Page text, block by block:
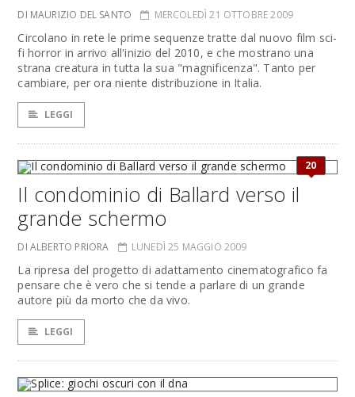
DI MAURIZIO DEL SANTO MERCOLEDÌ 21 OTTOBRE 2009
Circolano in rete le prime sequenze tratte dal nuovo film sci-
fi horror in arrivo all'inizio del 2010, e che mostrano una
strana creatura in tutta la sua "magnificenza". Tanto per
cambiare, per ora niente distribuzione in Italia.
LEGGI
20
Il condominio di Ballard verso il
grande schermo
DI ALBERTO PRIORA LUNEDÌ 25 MAGGIO 2009
La ripresa del progetto di adattamento cinematografico fa
pensare che è vero che si tende a parlare di un grande
autore più da morto che da vivo.
LEGGI